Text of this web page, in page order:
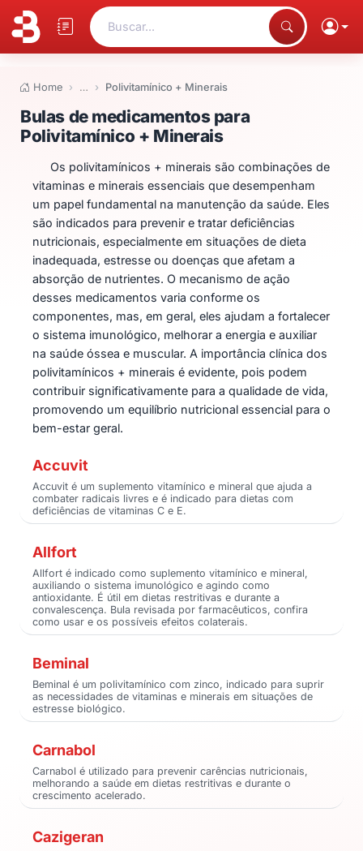
Buscar...
Home … Polivitamínico + Minerais
Bulas de medicamentos para
Bulas de medicamentos para
Polivitamínico + Minerais
Os polivitamínicos + minerais são combinações de
vitaminas e minerais essenciais que desempenham
um papel fundamental na manutenção da saúde. Eles
são indicados para prevenir e tratar deficiências
nutricionais, especialmente em situações de dieta
inadequada, estresse ou doenças que afetam a
absorção de nutrientes. O mecanismo de ação
desses medicamentos varia conforme os
componentes, mas, em geral, eles ajudam a fortalecer
o sistema imunológico, melhorar a energia e auxiliar
na saúde óssea e muscular. A importância clínica dos
polivitamínicos + minerais é evidente, pois podem
contribuir significativamente para a qualidade de vida,
promovendo um equilíbrio nutricional essencial para o
bem-estar geral.
Accuvit
Accuvit é um suplemento vitamínico e mineral que ajuda a
combater radicais livres e é indicado para dietas com
deficiências de vitaminas C e E.
Allfort
Allfort é indicado como suplemento vitamínico e mineral,
auxiliando o sistema imunológico e agindo como
antioxidante. É útil em dietas restritivas e durante a
convalescença. Bula revisada por farmacêuticos, confira
como usar e os possíveis efeitos colaterais.
Beminal
Beminal é um polivitamínico com zinco, indicado para suprir
as necessidades de vitaminas e minerais em situações de
estresse biológico.
Carnabol
Carnabol é utilizado para prevenir carências nutricionais,
melhorando a saúde em dietas restritivas e durante o
crescimento acelerado.
Cazigeran